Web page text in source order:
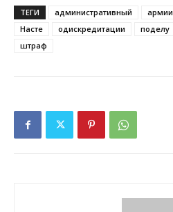
ТЕГИ административный армии
Насте
одискредитации поделу
штраф